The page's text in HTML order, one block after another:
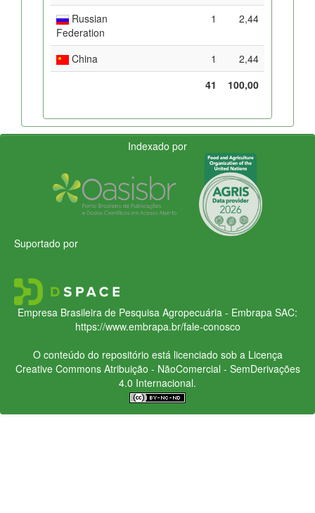
Russian
Federation
1 2,44
China 1
2,44
41
100,00
Indexado por
Suportado por
Empresa Brasileira de Pesquisa Agropecuária - Embrapa SAC:
https://www.embrapa.br/fale-conosco
O conteúdo do repositório está licenciado sob a Licença
Creative CommonsAtribuição - NãoComercial - SemDerivações
4.0 Internacional.